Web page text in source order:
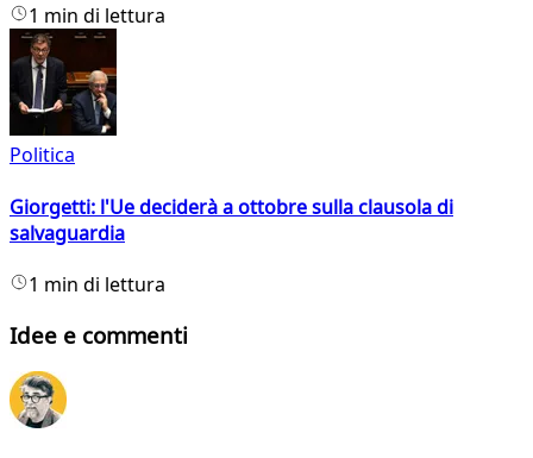
1 min di lettura
Politica
Giorgetti: l'Ue deciderà a ottobre sulla clausola di
salvaguardia
1 min di lettura
Idee e commenti